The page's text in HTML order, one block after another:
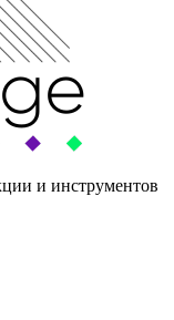
и инструментов